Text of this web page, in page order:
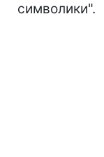
символики".